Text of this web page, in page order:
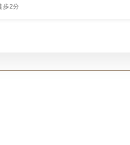
歩2分